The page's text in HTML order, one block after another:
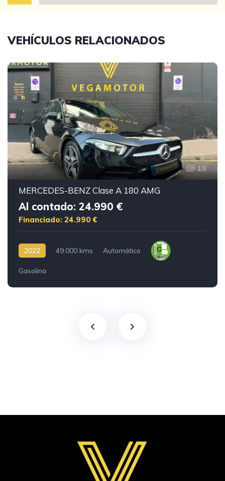
VEHÍCULOS RELACIONADOS
19
MERCEDES-BENZ Clase A 180 AMG
Al contado: 24.990 €
Financiado: 24.990 €
2022 49.000 kms Automático
Gasolina